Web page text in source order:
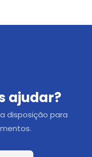
ajudar?
disposição para